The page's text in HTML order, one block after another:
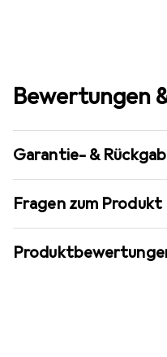
Bewertungen
Garantie- &
Fragen zum Produkt